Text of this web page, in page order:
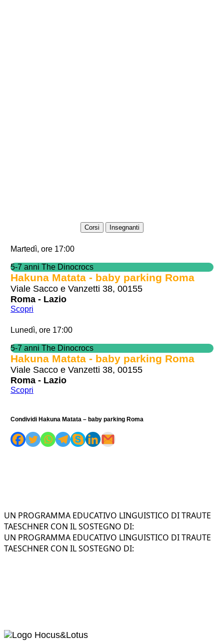
Corsi Insegnanti
Martedì, ore 17:00
5-7 anni The Dinocrocs
Hakuna Matata - baby parking Roma
Viale Sacco e Vanzetti 38, 00155
Roma - Lazio
Scopri
Lunedì, ore 17:00
5-7 anni The Dinocrocs
Hakuna Matata - baby parking Roma
Viale Sacco e Vanzetti 38, 00155
Roma - Lazio
Scopri
Condividi Hakuna Matata – baby parking Roma
UN PROGRAMMA EDUCATIVO LINGUISTICO DI TRAUTE
TAESCHNER CON IL SOSTEGNO DI:
UN PROGRAMMA EDUCATIVO LINGUISTICO DI TRAUTE
TAESCHNER CON IL SOSTEGNO DI: